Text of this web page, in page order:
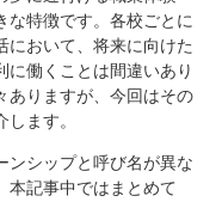
な特徴です。各校ごとに
において、将来に向けた
に働くことは間違いあり
ありますが、今回はその
ます。
ンシップと呼び名が異な
本記事中ではまとめて